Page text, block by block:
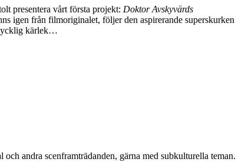
presentera vårt första projekt: Doktor Avskyvärds
igen från filmoriginalet, följer den aspirerande superskurken
kärlek…
andra scenframträdanden, gärna med subkulturella teman.